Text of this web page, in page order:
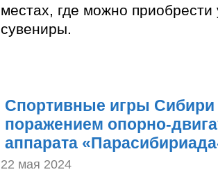
местах, где можно приобрести
сувениры.
Спортивные игры Сибири
поражением опорно-
аппарата
22 мая 2024